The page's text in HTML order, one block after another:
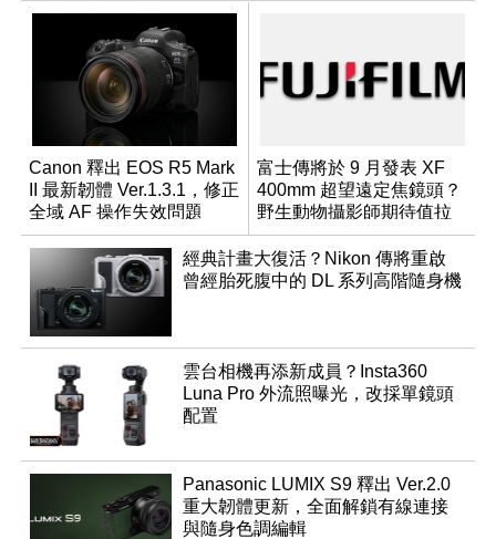
Canon 釋出 EOS R5 Mark
II 最新韌體 Ver.1.3.1，修正
全域 AF 操作失效問題
富士傳將於 9 月發表 XF
400mm 超望遠定焦鏡頭？
野生動物攝影師期待值拉
滿
經典計畫大復活？Nikon 傳將重啟
曾經胎死腹中的 DL 系列高階隨身機
雲台相機再添新成員？Insta360
Luna Pro 外流照曝光，改採單鏡頭
配置
Panasonic LUMIX S9 釋出 Ver.2.0
重大韌體更新，全面解鎖有線連接
與隨身色調編輯